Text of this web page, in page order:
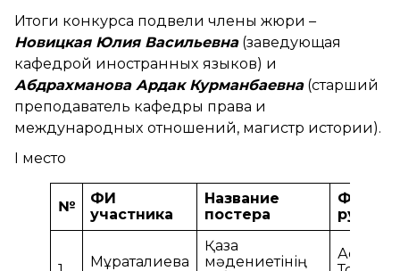
Итоги конкурса подвели члены жюри –
Новицкая Юлия Васильевна(заведующая
кафедрой иностранных языков) и
Абдрахманова Ардак Курманбаевна(старший
преподаватель кафедры права и
международных отношений, магистр истории).
I место
№
ФИ
участника
Название
постера
ФИО
Мұратқалиева
Қазақ
мәдениетінің